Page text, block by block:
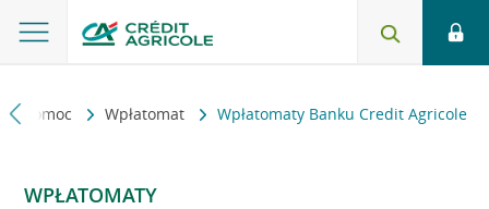
i pomoc Wpłatomat Wpłatomaty Banku Credit Agricole
WPŁATOMATY